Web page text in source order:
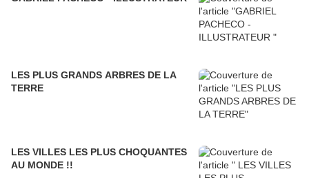
LES PLUS GRANDS ARBRES DE LA
TERRE
LES VILLES LES PLUS CHOQUANTES
AU MONDE !!